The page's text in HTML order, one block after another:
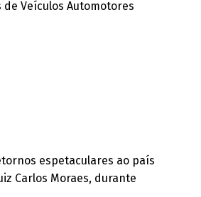
Veículos Automotores
espetaculares ao país
Carlos Moraes, durante